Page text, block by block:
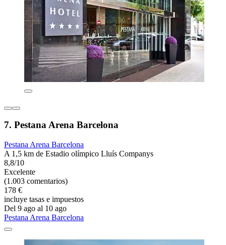
7. Pestana Arena Barcelona
Pestana Arena Barcelona
A 1,5 km de Estadio olímpico Lluís Companys
8,8/10
Excelente
(1.003 comentarios)
178 €
incluye tasas e impuestos
Del 9 ago al 10 ago
Pestana Arena Barcelona